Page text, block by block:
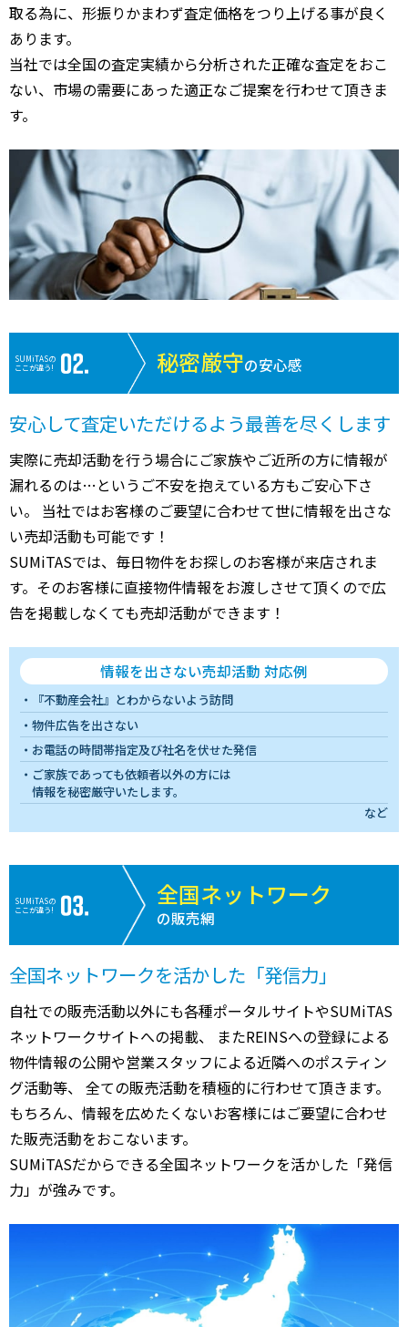
取る為に、形振りかまわず査定価格をつり上げる事が良く
あります。
当社では全国の査定実績から分析された正確な査定をおこ
ない、市場の需要にあった適正なご提案を行わせて頂きま
す。
SUMiTASの
ここが違う!
秘密厳守の安心感
安心して査定いただけるよう最善を尽くします
実際に売却活動を行う場合にご家族やご近所の方に情報が
漏れるのは…というご不安を抱えている方もご安心下さ
い。 当社ではお客様のご要望に合わせて世に情報を出さな
い売却活動も可能です！
SUMiTASでは、毎日物件をお探しのお客様が来店されま
す。そのお客様に直接物件情報をお渡しさせて頂くので広
告を掲載しなくても売却活動ができます！
情報を出さない売却活動 対応例
『不動産会社』とわからないよう訪問
物件広告を出さない
お電話の時間帯指定及び社名を伏せた発信
ご家族であっても依頼者以外の方には
情報を秘密厳守いたします。
など
SUMiTASの
ここが違う!
全国ネットワーク
の販売網
全国ネットワークを活かした「発信力」
自社での販売活動以外にも各種ポータルサイトやSUMiTAS
ネットワークサイトへの掲載、 またREINSへの登録による
物件情報の公開や営業スタッフによる近隣へのポスティン
グ活動等、 全ての販売活動を積極的に行わせて頂きます。
もちろん、情報を広めたくないお客様にはご要望に合わせ
た販売活動をおこないます。
SUMiTASだからできる全国ネットワークを活かした「発信
力」が強みです。